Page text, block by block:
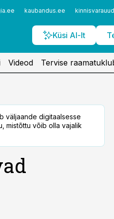
kaubandus.ee
Küsi AI-lt
Videod Tervise
väljaande digitaalsesse
mistõttu võib olla vajalik